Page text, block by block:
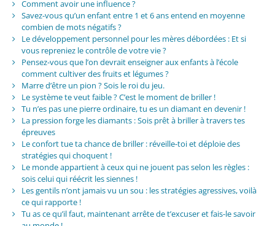
Comment avoir une influence ?
Savez-vous qu’un enfant entre 1 et 6 ans entend en moyenne
combien de mots négatifs ?
Le développement personnel pour les mères débordées : Et si
vous repreniez le contrôle de votre vie ?
Pensez-vous que l’on devrait enseigner aux enfants à l’école
comment cultiver des fruits et légumes ?
Marre d’être un pion ? Sois le roi du jeu.
Le système te veut faible ? C’est le moment de briller !
Tu n’es pas une pierre ordinaire, tu es un diamant en devenir !
La pression forge les diamants : Sois prêt à briller à travers tes
épreuves
Le confort tue ta chance de briller : réveille-toi et déploie des
stratégies qui choquent !
Le monde appartient à ceux qui ne jouent pas selon les règles :
sois celui qui réécrit les siennes !
Les gentils n’ont jamais vu un sou : les stratégies agressives, voilà
ce qui rapporte !
Tu as ce qu’il faut, maintenant arrête de t’excuser et fais-le savoir